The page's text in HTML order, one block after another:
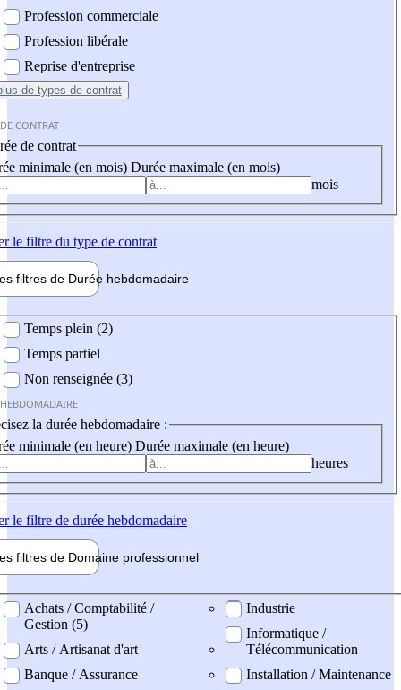
Profession commerciale
Profession libérale
Reprise d'entreprise
de types de contrat
CONTRAT
de contrat
minimale (en mois) Durée maximale (en mois)
mois
le filtre du type de contrat
filtres de Durée hebdomadaire
Temps plein (2)
Temps partiel
Non renseignée (3)
la durée hebdomadaire :
minimale (en heure) Durée maximale (en heure)
heures
le filtre de durée hebdomadaire
filtres de Domaine professionnel
professionel
Achats / Comptabilité /
Gestion (5)
Arts / Artisanat d'art
Banque / Assurance
Industrie
Informatique /
Télécommunication
Installation / Maintenance